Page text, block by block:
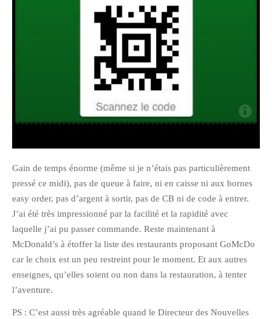
mars 2011
décembre 2010
novembre 2010
octobre 2010
août 2010
juin 2010
mai 2010
avril 2010
Gain de temps énorme (même si je n’étais pas particulièrement
pressé ce midi), pas de queue à faire, ni en caisse ni aux bornes
easy order, pas d’argent à sortir, pas de CB ni de code à entrer.
J’ai été très impressionné par la facilité et la rapidité avec
laquelle j’ai pu passer commande. Reste maintenant à
McDonald’s à étoffer la liste des restaurants proposant GoMcDo
car le choix est un peu restreint pour le moment. Et aux autres
enseignes, qu’elles soient ou non dans la restauration, à tenter
l’aventure.
PS : C’est aussi très agréable quand le Directeur des Nouvelles